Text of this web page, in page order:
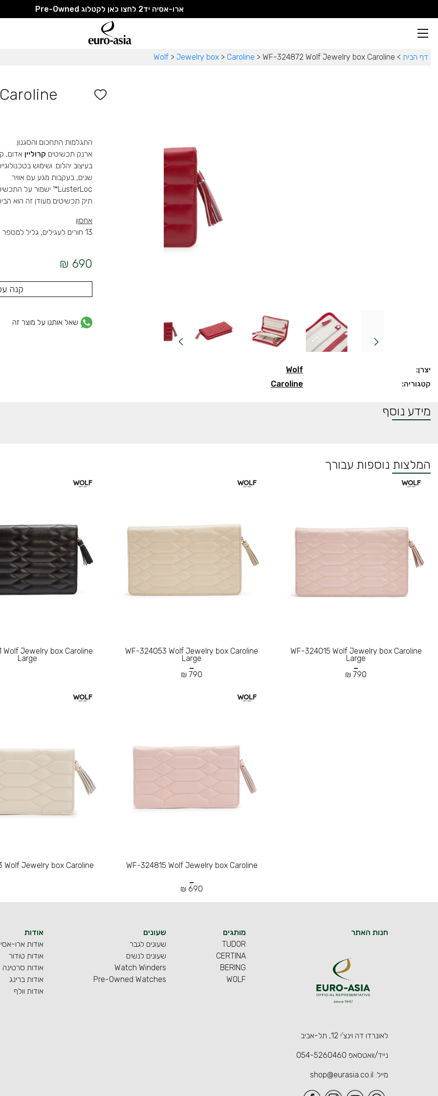
ארו-אסיה יד2 לחצו כאן לקטלוג Pre-Owned
דף הבית >
Wolf > Jewelry box > Caroline > WF-324872 Wolf Jewelry box Caroline
יצרן:
Wolf
קטגוריה:
Caroline
התגלמות התחכום והסגנון.
ארנק תכשיטים קרוליין
בעיצוב יהלום. ושימוש
שנים, בעקבות מגע עם אוויר.
LusterLoc™ ישמור על התכשיטים כחדשים למשך 35 שנים!
תיק תכשיטים מעודן זה הוא
אחסון
13 חורים לעגילים, גליל למספר טבעות, 2 תאי אחסון ו-4 מחזיקי שרשראות עם כיס
690 ₪
קנה
שאל אותנו על מוצר זה
מידע נוסף
המלצות נוספות עבורך
WF-324015 Wolf Jewelry box Caroline
Large
790 ₪
WF-324053 Wolf Jewelry box Caroline
Large
790 ₪
Wolf Jewelry box Caroline
Large
WF-324815 Wolf Jewelry box Caroline
690 ₪
Wolf Jewelry box Caroline
חנות האתר
לאונרדו דה וינצ'י 12, תל-אביב
נייד/וואטסאפ 054-5260460
מייל: shop@eurasia.co.il
מותגים
TUDOR
CERTINA
BERING
WOLF
שעונים
שעונים לגבר
שעונים לנשים
Watch Winders
Pre-Owned Watches
אודות
אודות ארו-
אודות טודור
אודות סרטינה
אודות ברינג
אודות וולף